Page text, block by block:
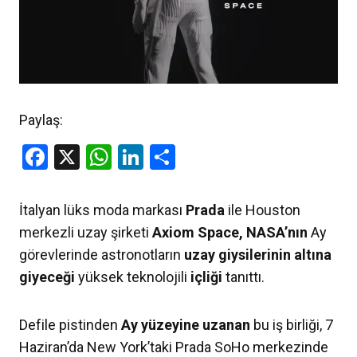
Paylaş:
Facebook
X WhatsApp
LinkedIn
İtalyan lüks moda markası Prada ile Houston
merkezli uzay şirketi Axiom Space, NASA’nın Ay
görevlerinde astronotların uzay giysilerinin altına
giyeceği yüksek teknolojili içliği tanıttı.
Defile pistinden Ay yüzeyine uzanan bu iş birliği, 7
Haziran’da New York’taki Prada SoHo merkezinde